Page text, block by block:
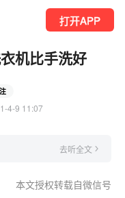
打开APP
机比手洗好
4-9 11:07
去听全文
本文授权转载自微信号